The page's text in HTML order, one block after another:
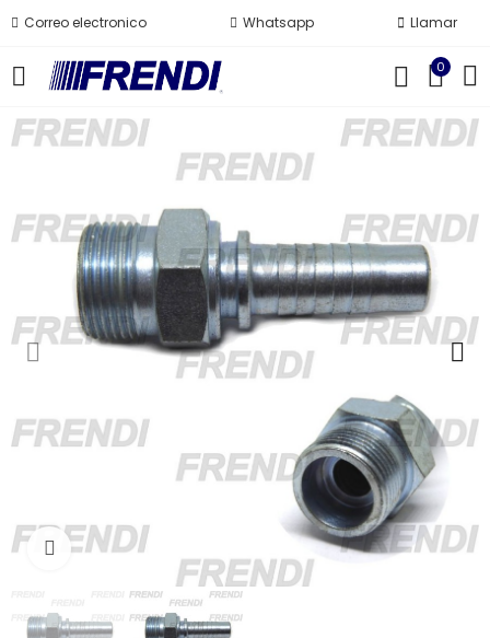
Correo electronico Whatsapp Llamar
0
Click para agrandar